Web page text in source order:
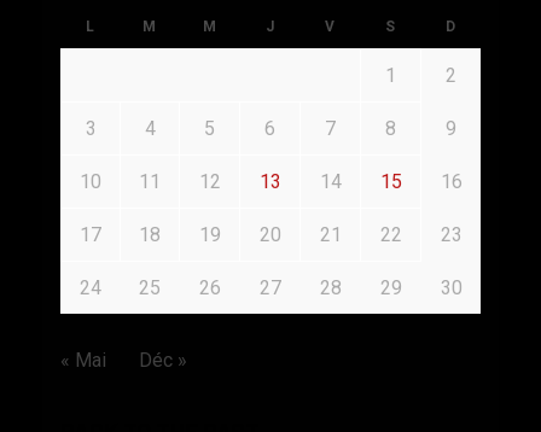
L M M J V S D
1 2
3 4 5 6 7 8 9
10 11 12 13 14 15 16
17 18 19 20 21 22 23
24 25 26 27 28 29 30
« Mai Déc »